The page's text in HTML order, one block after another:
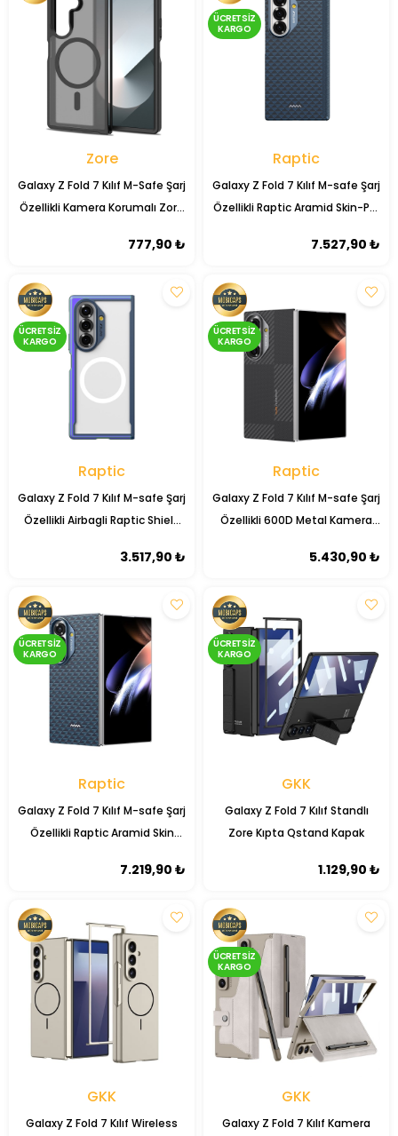
Zore
Galaxy Z Fold 7 Kılıf M-Safe Şarj
Özellikli Kamera Korumalı Zore
777,90 ₺
Raptic
Galaxy Z Fold 7 Kılıf M-safe Şarj
Özellikli Raptic Aramid Skin-Pro
ÜCRETSIZ
KARGO
7.527,90 ₺
Raptic
Galaxy Z Fold 7 Kılıf M-safe Şarj
Özellikli Airbagli Raptic Shield
ÜCRETSIZ
KARGO
3.517,90 ₺
Raptic
Galaxy Z Fold 7 Kılıf M-safe Şarj
Özellikli 600D Metal Kamera
Karbon Fiber Geotik Serisi
ÜCRETSIZ
KARGO
5.430,90 ₺
Raptic
Galaxy Z Fold 7 Kılıf M-safe Şarj
Özellikli Raptic Aramid Skin
ÜCRETSIZ
KARGO
7.219,90 ₺
GKK
Galaxy Z Fold 7 Kılıf Standlı
Zore Kıpta Qstand Kapak
ÜCRETSIZ
KARGO
1.129,90 ₺
GKK
Galaxy Z Fold 7 Kılıf Wireless
GKK
Galaxy Z Fold 7 Kılıf Kamera
ÜCRETSIZ
KARGO